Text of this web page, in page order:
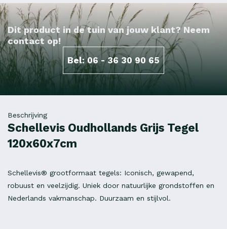
Dit product in de tuin van jouw klant? Neem
contact op!
Bel: 06 - 36 30 90 65
Beschrijving
Schellevis Oudhollands Grijs Tegel
120x60x7cm
Schellevis® grootformaat tegels: Iconisch, gewapend,
robuust en veelzijdig. Uniek door natuurlijke grondstoffen en
Nederlands vakmanschap. Duurzaam en stijlvol.